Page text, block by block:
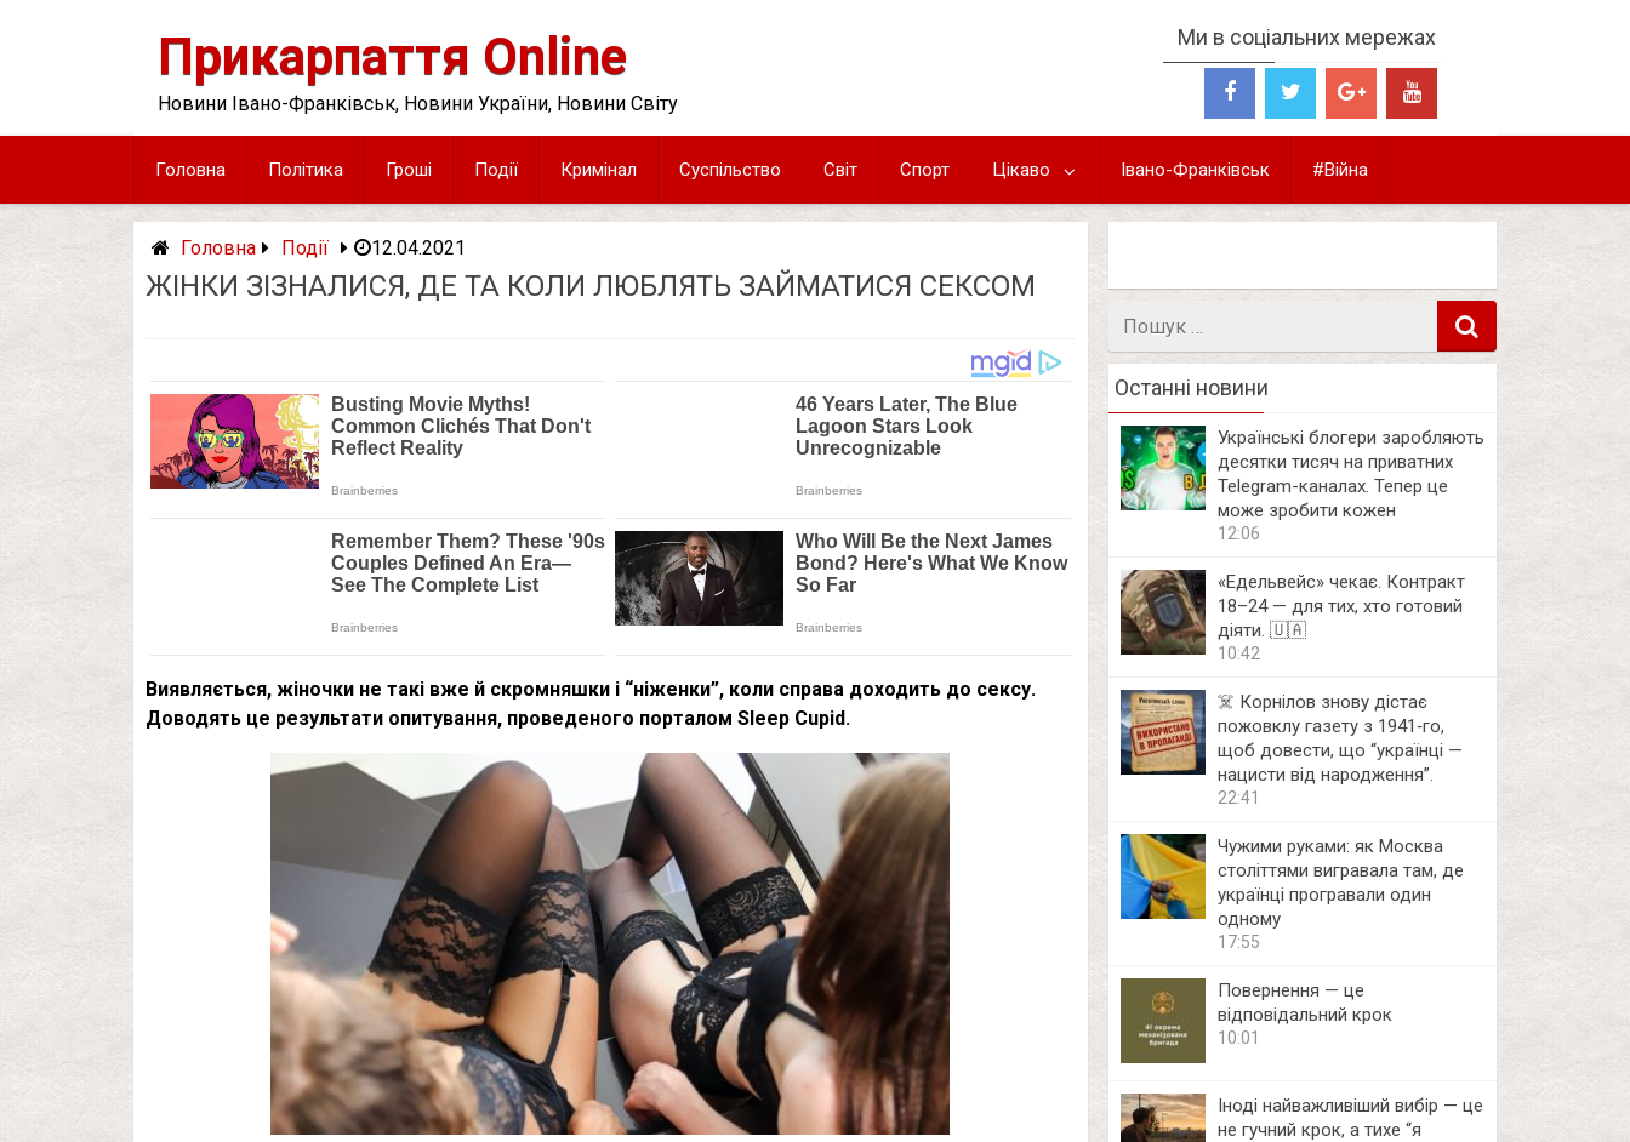
Прикарпаття Online
Новини Івано-Франківськ, Новини України, Новини Світу
Ми в соціальних мережах
Головна Політика Гроші Події Кримінал Суспільство Світ Спорт Цікаво Івано-Франківськ #Війна
Головна Події 12.04.2021
ЖІНКИ ЗІЗНАЛИСЯ, ДЕ ТА КОЛИ ЛЮБЛЯТЬ ЗАЙМАТИСЯ СЕКСОМ
Виявляється, жіночки не такі вже й скромняшки і “ніженки”, коли справа доходить до сексу.
Доводять це результати опитування, проведеного порталом Sleep Cupid.
Останні новини
Українські блогери заробляють
десятки тисяч на приватних
Telegram-каналах. Тепер це
може зробити кожен
12:06
«Едельвейс» чекає. Контракт
18–24 — для тих, хто готовий
діяти. 🇺🇦
10:42
☠️ Корнілов знову дістає
пожовклу газету з 1941‑го,
щоб довести, що “українці —
нацисти від народження”.
22:41
Чужими руками: як Москва
століттями вигравала там, де
українці програвали один
одному
17:55
Повернення — це
відповідальний крок
10:01
Іноді найважливіший вибір — це
не гучний крок, а тихе “я